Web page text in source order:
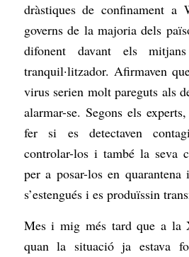
dràstiques de confinament a
governs de la majoria dels
difonent davant els
tranquil·litzador. Afirmaven
virus serien molt pareguts als
alarmar-se. Segons els
fer si es detectaven
controlar-los i també la seva
per a posar-los en
s’estengués i es produïssin
Mes i mig més tard que a la
quan la situació ja estava